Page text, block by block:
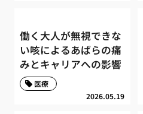
働く大人が無視できな
い咳によるあばらの痛
みとキャリアへの影響
2026.05.19
医療